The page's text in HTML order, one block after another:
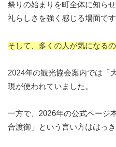
祭りの始まりを町全体に知ら
礼らしさを強く感じる場面です
そして、多くの人が気になる
2024年の観光協会案内では「
現が使われていました。
一方で、2026年の公式ページ
合渡御」という言い方ははっ